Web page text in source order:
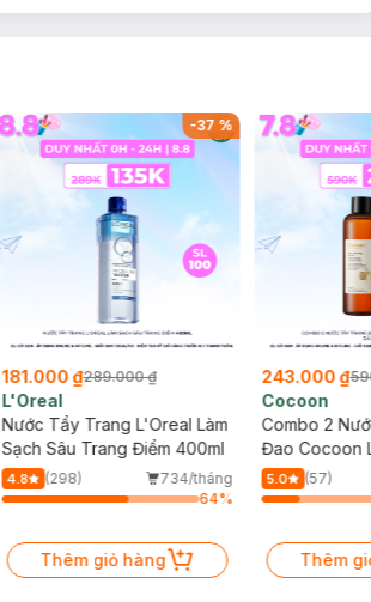
-37 %
181.000 ₫289.000 ₫
L'Oreal
Nước Tẩy Trang L'Oreal Làm
Sạch Sâu Trang Điểm 400ml
4.8 (298)
734/tháng
64%
Thêm giỏ hàng
243.000 ₫
Cocoon
Combo 2
Đao Cocoon
Giảm Dầu
5.0 (57)
Thêm